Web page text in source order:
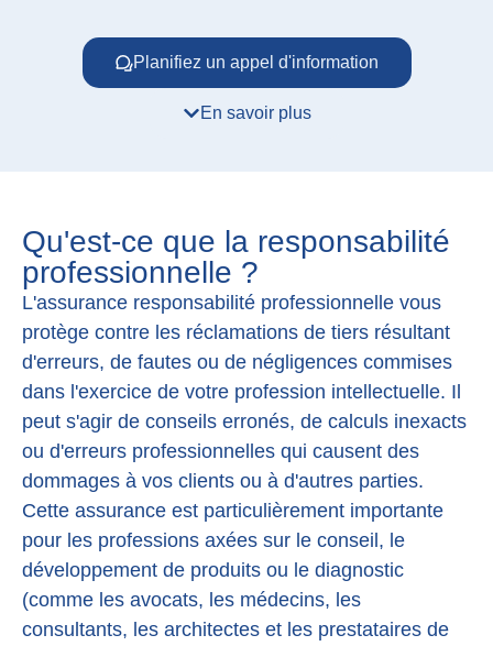
Planifiez un appel d'information
En savoir plus
Qu'est-ce que la responsabilité
professionnelle ?
L'assurance responsabilité professionnelle vous
protège contre les réclamations de tiers résultant
d'erreurs, de fautes ou de négligences commises
dans l'exercice de votre profession intellectuelle. Il
peut s'agir de conseils erronés, de calculs inexacts
ou d'erreurs professionnelles qui causent des
dommages à vos clients ou à d'autres parties.
Cette assurance est particulièrement importante
pour les professions axées sur le conseil, le
développement de produits ou le diagnostic
(comme les avocats, les médecins, les
consultants, les architectes et les prestataires de